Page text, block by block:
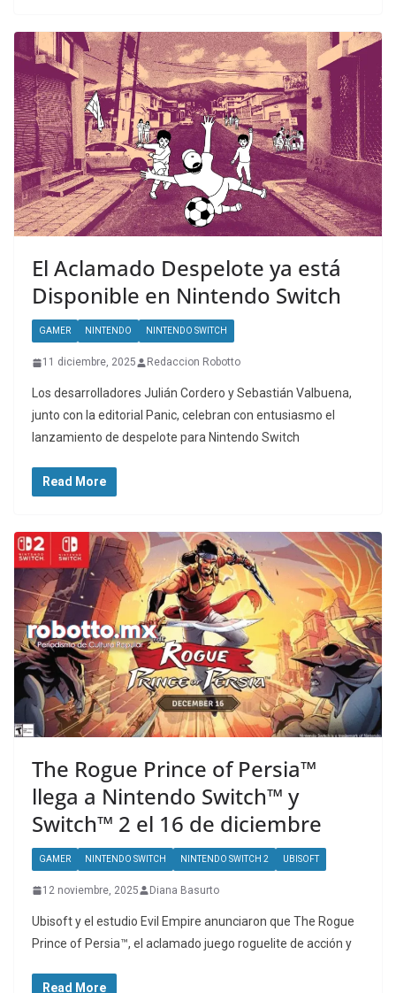
El Aclamado Despelote ya está
Disponible en Nintendo Switch
GAMER NINTENDO NINTENDO SWITCH
11 diciembre, 2025 Redaccion Robotto
Los desarrolladores Julián Cordero y Sebastián Valbuena,
junto con la editorial Panic, celebran con entusiasmo el
lanzamiento de despelote para Nintendo Switch
Read More
The Rogue Prince of Persia™
llega a Nintendo Switch™ y
Switch™ 2 el 16 de diciembre
GAMER NINTENDO SWITCH NINTENDO SWITCH 2 UBISOFT
12 noviembre, 2025 Diana Basurto
Ubisoft y el estudio Evil Empire anunciaron que The Rogue
Prince of Persia™, el aclamado juego roguelite de acción y
Read More